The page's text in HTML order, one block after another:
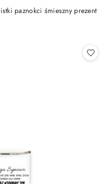
paznokci śmieszny prezent